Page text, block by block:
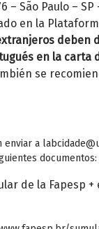
– São Paulo – SP
en la
deben
en la carta
se
enviar a
documentos:
de la Fapesp